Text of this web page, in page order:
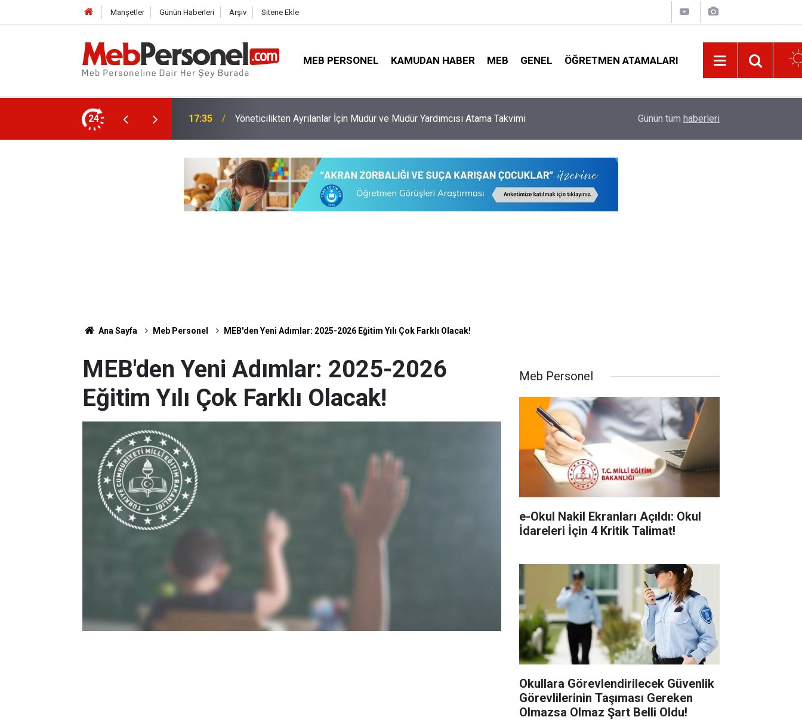
Manşetler Günün Haberleri Arşiv Sitene Ekle
MEB PERSONEL KAMUDAN HABER MEB GENEL ÖĞRETMEN ATAMALARI
24
ve Müdür Yardımcısı Atama Takvimi 16:02 Yönetici Atamalarında En Avantajlı Öğretmenler Belli Oldu! Yeni Dönemde O Şartları Taşıyan Okullara
Günün tüm haberleri
Ana Sayfa Meb Personel MEB'den Yeni Adımlar: 2025-2026 Eğitim Yılı Çok Farklı Olacak!
MEB'den Yeni Adımlar: 2025-2026
Eğitim Yılı Çok Farklı Olacak!
Meb Personel
e-Okul Nakil Ekranları Açıldı: Okul
İdareleri İçin 4 Kritik Talimat!
Okullara Görevlendirilecek Güvenlik
Görevlilerinin Taşıması Gereken
Olmazsa Olmaz Şart Belli Oldu!